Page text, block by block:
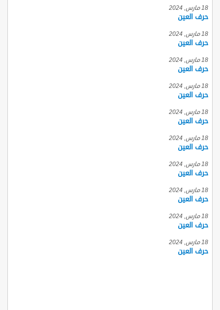
18 مارس, 2024
حرف العين
18 مارس, 2024
حرف العين
18 مارس, 2024
حرف العين
18 مارس, 2024
حرف العين
18 مارس, 2024
حرف العين
18 مارس, 2024
حرف العين
18 مارس, 2024
حرف العين
18 مارس, 2024
حرف العين
18 مارس, 2024
حرف العين
18 مارس, 2024
حرف العين